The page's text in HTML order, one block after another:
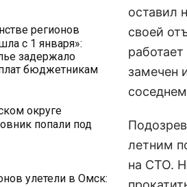
регионов
с 1 января»:
задержало
бюджетникам
округе
попали под
улетели в Омск:
оставил
своей
замечен
летним
на СТО.